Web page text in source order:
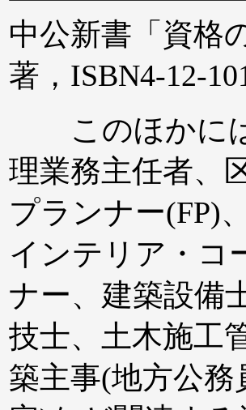
中公新書「資格
著，ISBN4-12-
このほかには
理業務主任者、
プランナー(FP)
インテリア・コ
ナー、建築設備
技士、土木施工
築主事(地方公